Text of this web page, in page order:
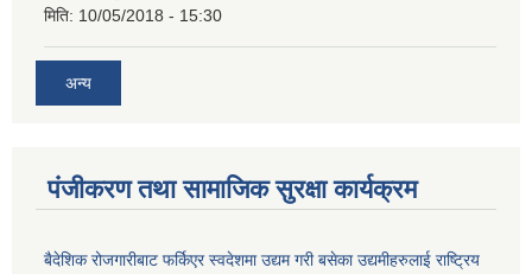
मिति: 10/05/2018 - 15:30
अन्य
पंजीकरण तथा सामाजिक सुरक्षा कार्यक्रम
बैदेशिक रोजगारीबाट फर्किएर स्वदेशमा उद्यम गरी बसेका उद्यमीहरुलाई राष्‍ट्रिय